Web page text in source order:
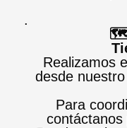
.
Realizamos
desde
Para
contáctanos